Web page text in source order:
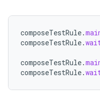
composeTestRule.
composeTestRule.
composeTestRule.
composeTestRule.